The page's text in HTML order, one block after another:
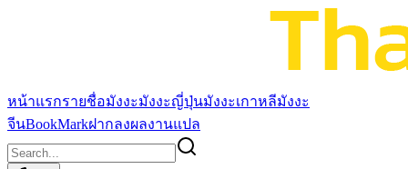
หน้าแรกรายชื่อมังงะมังงะญี่ปุ่นมังงะเกาหลีมังงะ
จีนBookMarkฝากลงผลงานแปล